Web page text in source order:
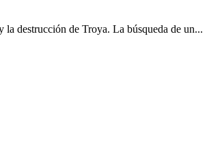
destrucción de Troya. La búsqueda de un...